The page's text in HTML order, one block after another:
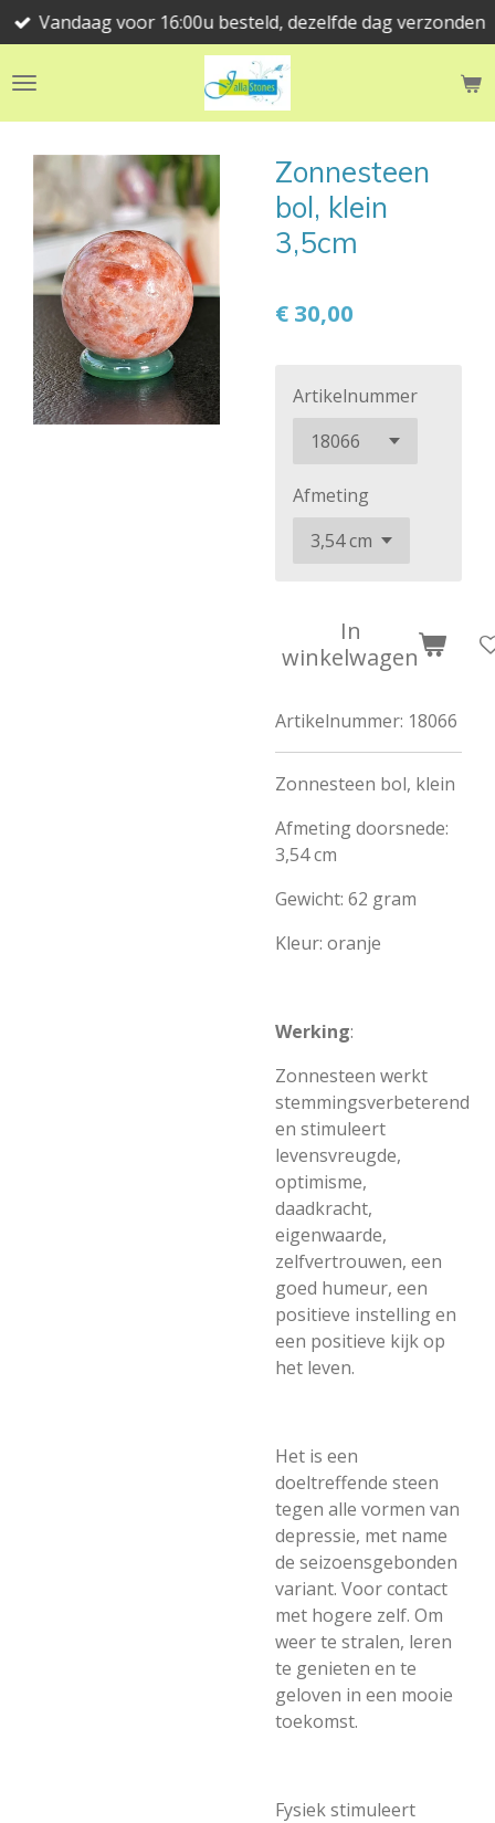
Ga
direct
naar
Vandaag voor 16:00u besteld, dezelfde dag verzonden
Zonnesteen
bol, klein
3,5cm
€ 30,00
Artikelnummer
Afmeting
In
winkelwagen
Artikelnummer: 18066
Zonnesteen bol, klein
Afmeting doorsnede:
3,54 cm
Gewicht: 62 gram
Kleur: oranje
Werking:
Zonnesteen werkt
stemmingsverbeterend
en stimuleert
levensvreugde,
optimisme,
daadkracht,
eigenwaarde,
zelfvertrouwen, een
goed humeur, een
positieve instelling en
een positieve kijk op
het leven.
Het is een
doeltreffende steen
tegen alle vormen van
depressie, met name
de seizoensgebonden
variant. Voor contact
met hogere zelf. Om
weer te stralen, leren
te genieten en te
geloven in een mooie
toekomst.
Fysiek stimuleert